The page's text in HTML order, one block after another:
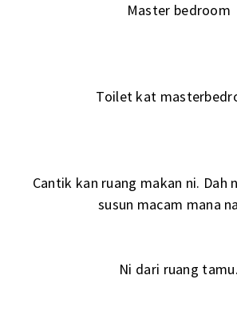
Master bedroom
Toilet kat
Cantik kan ruang makan ni. Dah
susun macam mana
Ni dari ruang tamu.